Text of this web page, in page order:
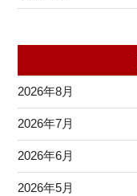
2026年8月
2026年7月
2026年6月
2026年5月